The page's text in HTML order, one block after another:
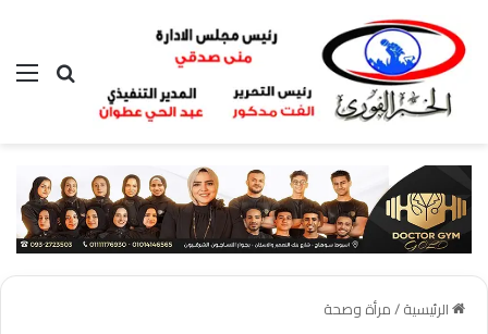
بحث عن
الرئيسية/مرأة وصحة